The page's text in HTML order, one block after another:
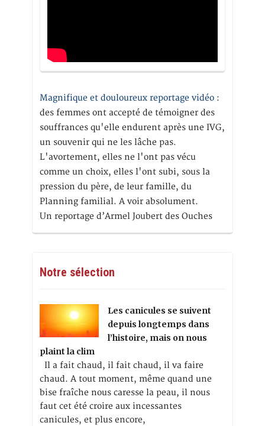
Magnifique et douloureux reportage vidéo :
des femmes ont accepté de témoigner des
souffrances qu'elle endurent après une IVG,
un souvenir qui ne les lâche pas.
L'avortement, elles ne l'ont pas vécu
comme un choix, elles l'ont subi, sous la
pression du père, de leur famille, du
Planning familial. A voir absolument.
Un reportage d’Armel Joubert des Ouches
Notre sélection
Les canicules se suivent
depuis longtemps dans
l’histoire, mais on nous
plaint la clim
Il a fait chaud, il fait chaud, il va faire
chaud. A tout moment, même quand une
bise fraîche nous caresse la peau, il nous
faut cet été croire aux incessantes
canicules, et plus encore,